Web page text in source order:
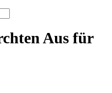
Aus für